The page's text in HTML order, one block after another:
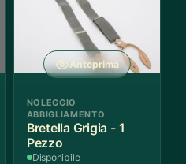
Anteprima
NOLEGGIO
ABBIGLIAMENTO
Bretella Grigia - 1
Pezzo
Disponibile